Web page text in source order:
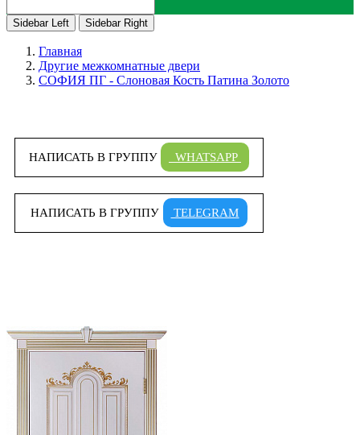
Sidebar Left Sidebar Right
Главная
Другие межкомнатные двери
СОФИЯ ПГ - Слоновая Кость Патина Золото
НАПИСАТЬ В ГРУППУ WHATSAPP
НАПИСАТЬ В ГРУППУ TELEGRAM